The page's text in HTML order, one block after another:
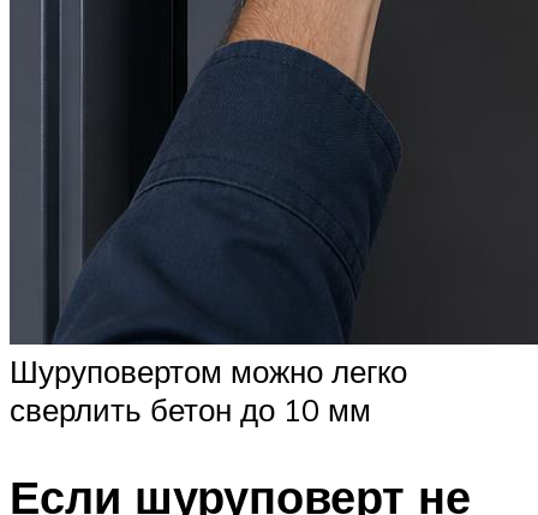
Шуруповертом можно легко
сверлить бетон до 10 мм
Если шуруповерт не